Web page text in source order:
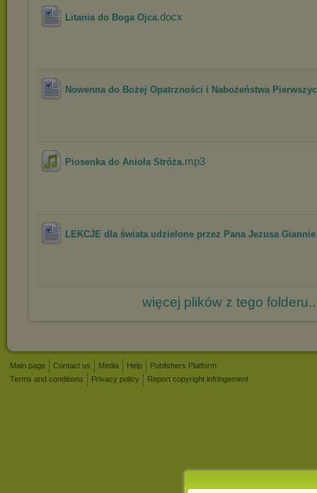
Litania do Boga Ojca.docx
Nowenna do Bożej Opatrzności i Nabożeństwa
Piosenka do Anioła Stróża.mp3
LEKCJE dla świata udzielone przez Pana Jezusa
więcej plików z tego
Main page Contact us Media Help
Publishers Platform
Terms and conditions
Privacy policy Report copyright infringement